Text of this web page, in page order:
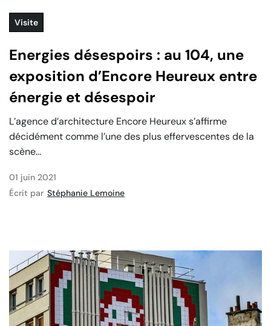
Visite
Energies désespoirs : au 104, une
exposition d’Encore Heureux entre
énergie et désespoir
L’agence d’architecture Encore Heureux s’affirme
décidément comme l’une des plus effervescentes de la
scène...
01 juin 2021
Écrit par Stéphanie Lemoine